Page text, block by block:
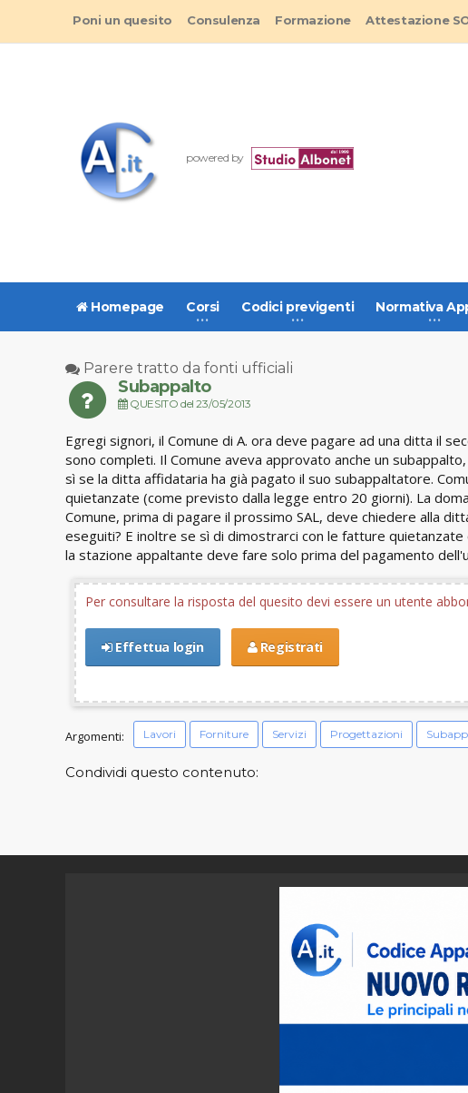
Poni un quesito Consulenza Formazione Attestazione
powered by
Homepage Corsi Codici previgenti Normativa
Parere tratto da fonti ufficiali
Subappalto
QUESITO del 23/05/2013
Egregi signori, il Comune di A. ora deve pagare ad una ditta il
sono completi. Il Comune aveva approvato anche un
sì se la ditta affidataria ha già pagato il suo subappaltatore.
quietanzate (come previsto dalla legge entro 20 giorni). La
Comune, prima di pagare il prossimo SAL, deve chiedere alla
eseguiti? E inoltre se sì di dimostrarci con le fatture
la stazione appaltante deve fare solo prima del pagamento
Per consultare la risposta del quesito devi essere un utente
Effettua login Registrati
Argomenti: Lavori Forniture Servizi Progettazioni
Condividi questo contenuto: